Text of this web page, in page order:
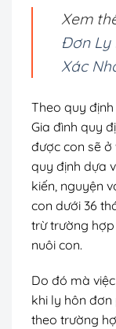
Xem
Đơn Ly
Xác
Theo quy
Gia đình quy
được con sẽ ở
quy định dựa
kiến, nguyện
con dưới 36
trừ trường
nuôi con.
Do đó mà
khi ly hôn
theo trường